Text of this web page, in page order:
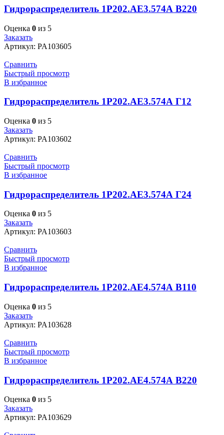
Гидрораспределитель 1Р202.АЕ3.574А В220
Оценка 0 из 5
Заказать
Артикул: PA103605
Сравнить
Быстрый просмотр
В избранное
Гидрораспределитель 1Р202.АЕ3.574А Г12
Оценка 0 из 5
Заказать
Артикул: PA103602
Сравнить
Быстрый просмотр
В избранное
Гидрораспределитель 1Р202.АЕ3.574А Г24
Оценка 0 из 5
Заказать
Артикул: PA103603
Сравнить
Быстрый просмотр
В избранное
Гидрораспределитель 1Р202.АЕ4.574А В110
Оценка 0 из 5
Заказать
Артикул: PA103628
Сравнить
Быстрый просмотр
В избранное
Гидрораспределитель 1Р202.АЕ4.574А В220
Оценка 0 из 5
Заказать
Артикул: PA103629